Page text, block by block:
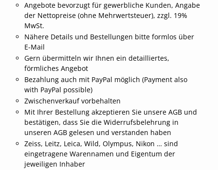
Angebote bevorzugt für gewerbliche Kunden, Angabe
der Nettopreise (ohne Mehrwertsteuer), zzgl. 19%
MwSt.
Nähere Details und Bestellungen bitte formlos über
E-Mail
Gern übermitteln wir Ihnen ein detailliertes,
förmliches Angebot
Bezahlung auch mit PayPal möglich (Payment also
with PayPal possible)
Zwischenverkauf vorbehalten
Mit Ihrer Bestellung akzeptieren Sie unsere AGB und
bestätigen, dass Sie die Widerrufsbelehrung in
unseren AGB gelesen und verstanden haben
Zeiss, Leitz, Leica, Wild, Olympus, Nikon … sind
eingetragene Warennamen und Eigentum der
jeweiligen Inhaber